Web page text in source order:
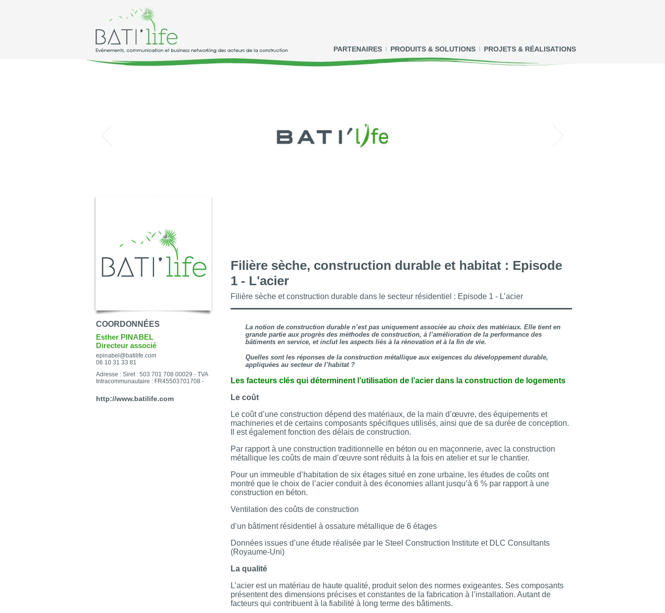
PARTENAIRES PRODUITS & SOLUTIONS PROJETS & RÉALISATIONS
Filière sèche, construction durable et habitat : Episode
1 - L'acier
Filière sèche et construction durable dans le secteur résidentiel : Episode 1 - L’acier
COORDONNÉES
Esther PINABEL
Directeur associé
epinabel@batilife.com
06 10 31 33 81
Adresse : Siret : 503 701 708 00029 - TVA
Intracommunautaire : FR45503701708 -
http://www.batilife.com
La notion de construction durable n’est pas uniquement associée au choix des matériaux. Elle tient en
grande partie aux progrès des méthodes de construction, à l’amélioration de la performance des
bâtiments en service, et inclut les aspects liés à la rénovation et à la fin de vie.
Quelles sont les réponses de la construction métallique aux exigences du développement durable,
appliquées au secteur de l’habitat ?
Les facteurs clés qui déterminent l’utilisation de l’acier dans la construction de logements
Le coût
Le coût d’une construction dépend des matériaux, de la main d’œuvre, des équipements et
machineries et de certains composants spécifiques utilisés, ainsi que de sa durée de conception.
Il est également fonction des délais de construction.
Par rapport à une construction traditionnelle en béton ou en maçonnerie, avec la construction
métallique les coûts de main d’œuvre sont réduits à la fois en atelier et sur le chantier.
Pour un immeuble d’habitation de six étages situé en zone urbaine, les études de coûts ont
montré que le choix de l’acier conduit à des économies allant jusqu’à 6 % par rapport à une
construction en béton.
Ventilation des coûts de construction
d’un bâtiment résidentiel à ossature métallique de 6 étages
Données issues d’une étude réalisée par le Steel Construction Institute et DLC Consultants
(Royaume-Uni)
La qualité
L’acier est un matériau de haute qualité, produit selon des normes exigeantes. Ses composants
présentent des dimensions précises et constantes de la fabrication à l’installation. Autant de
facteurs qui contribuent à la fiabilité à long terme des bâtiments.